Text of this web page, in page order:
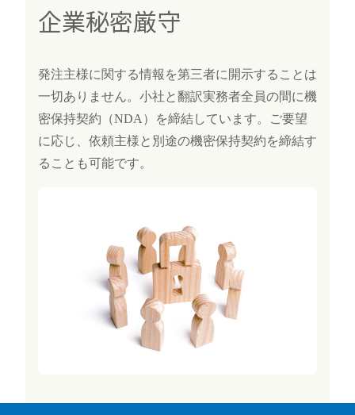
企業秘密厳守
発注主様に関する情報を第三者に開示することは
一切ありません。小社と翻訳実務者全員の間に機
密保持契約（NDA）を締結しています。ご要望
に応じ、依頼主様と別途の機密保持契約を締結す
ることも可能です。